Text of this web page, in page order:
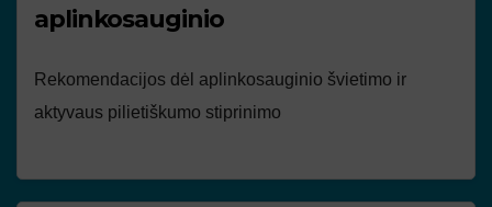
aplinkosauginio
Rekomendacijos dėl aplinkosauginio švietimo ir
aktyvaus pilietiškumo stiprinimo